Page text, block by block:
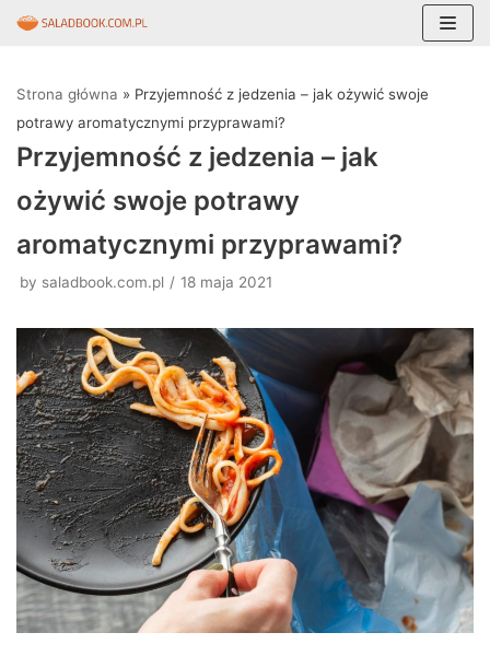
do
treści
Strona główna » Przyjemność z jedzenia – jak ożywić swoje
potrawy aromatycznymi przyprawami?
Przyjemność z jedzenia – jak
ożywić swoje potrawy
aromatycznymi przyprawami?
by saladbook.com.pl 18 maja 2021